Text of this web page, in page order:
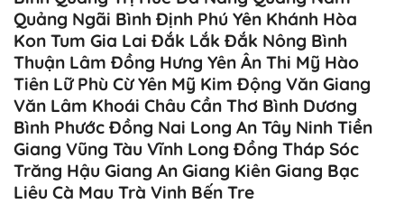
Quảng Ngãi Bình Định Phú Yên Khánh Hòa
Kon Tum Gia Lai Đắk Lắk Đắk Nông Bình
Thuận Lâm Đồng Hưng Yên Ân Thi Mỹ Hào
Tiên Lữ Phù Cừ Yên Mỹ Kim Động Văn Giang
Văn Lâm Khoái Châu Cần Thơ Bình Dương
Bình Phước Đồng Nai Long An Tây Ninh Tiền
Giang Vũng Tàu Vĩnh Long Đồng Tháp Sóc
Trăng Hậu Giang An Giang Kiên Giang Bạc
Liêu Cà Mau Trà Vinh Bến Tre